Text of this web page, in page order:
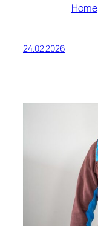
Home
24.02.2026